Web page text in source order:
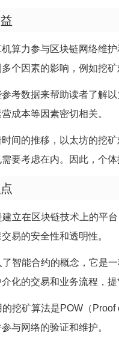
算力参与区块链网络维
个因素的影响，例如挖
考数据来帮助读者了解
成本等因素密切相关。
间的推移，以太坊的挖
要考虑在内。因此，个
立在区块链技术上的平
易的安全性和透明性。
智能合约的概念，它是
化的交易和业务流程，提
挖矿算法是POW（
与网络的验证和维护。